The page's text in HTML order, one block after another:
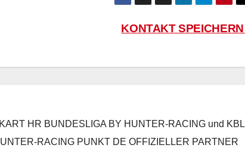
KONTAKT SPEICHERN
HR BUNDESLIGA BY HUNTER-RACING und KBL
RACING PUNKT DE OFFIZIELLER PARTNER